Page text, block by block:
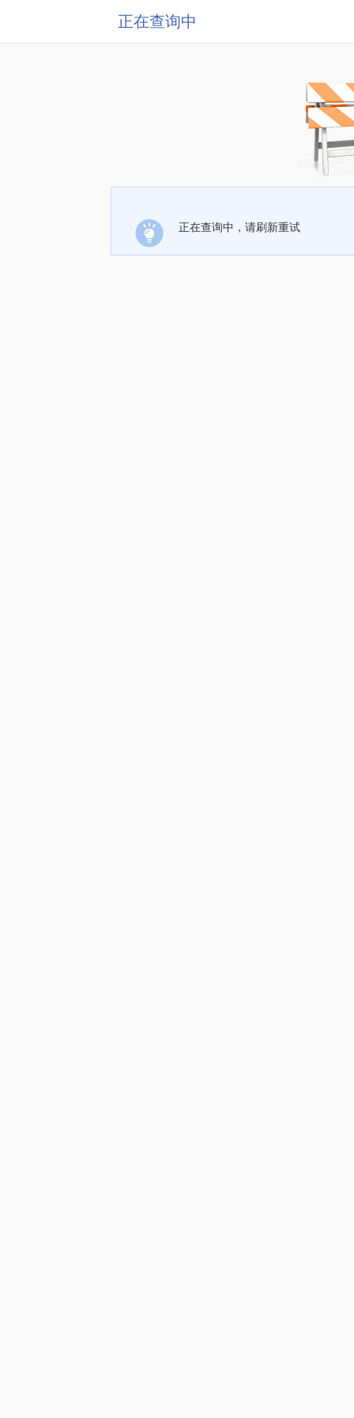
正在查询中
正在查询中，请刷新重试